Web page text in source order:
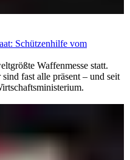
Schützenhilfe vom
Waffenmesse statt.
fast alle präsent – und seit